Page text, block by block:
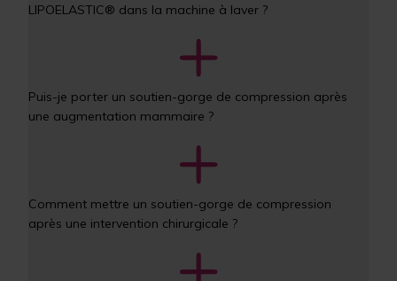
LIPOELASTIC® dans la machine à laver ?
Puis-je porter un soutien-gorge de compression après
une augmentation mammaire ?
Comment mettre un soutien-gorge de compression
après une intervention chirurgicale ?